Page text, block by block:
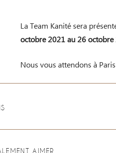
La Team Kanité sera
octobre 2021 au 26 octobre
Nous vous attendons à
AIMER